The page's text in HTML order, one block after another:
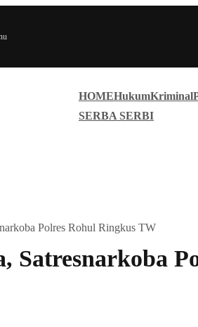
HOMEHukumKriminal
SERBA SERBI
Polres Rohul Ringkus TW
Satresnarkoba